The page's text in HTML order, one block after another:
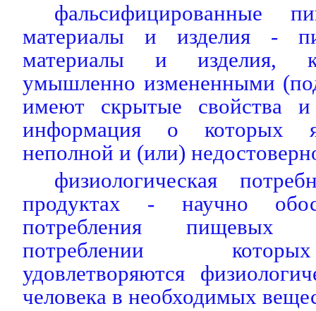
фальсифицированные
материалы и изделия -
материалы и изделия,
умышленно измененными
имеют скрытые свойства
информация о которых
неполной и (или)
физиологическая
продуктах - научно
потребления пищевых
потреблении
удовлетворяются
человека в необходимых